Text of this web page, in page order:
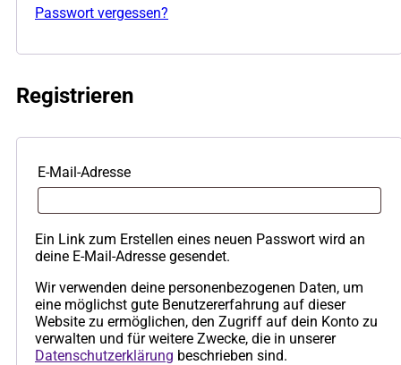
Passwort vergessen?
Registrieren
E-Mail-Adresse
Ein Link zum Erstellen eines neuen Passwort wird an
deine E-Mail-Adresse gesendet.
Wir verwenden deine personenbezogenen Daten, um
eine möglichst gute Benutzererfahrung auf dieser
Website zu ermöglichen, den Zugriff auf dein Konto zu
verwalten und für weitere Zwecke, die in unserer
Datenschutzerklärung beschrieben sind.